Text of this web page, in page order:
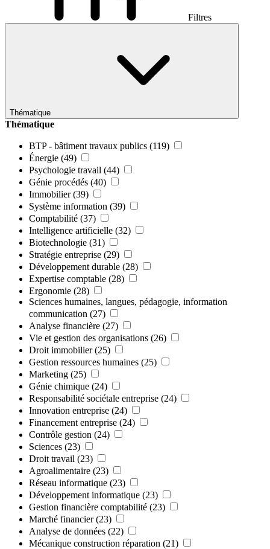
Filtres
Thématique
Thématique
BTP - bâtiment travaux publics (119)
Énergie (49)
Psychologie travail (44)
Génie procédés (40)
Immobilier (39)
Système information (39)
Comptabilité (37)
Intelligence artificielle (32)
Biotechnologie (31)
Stratégie entreprise (29)
Développement durable (28)
Expertise comptable (28)
Ergonomie (28)
Sciences humaines, langues, pédagogie, information
communication (27)
Analyse financière (27)
Vie et gestion des organisations (26)
Droit immobilier (25)
Gestion ressources humaines (25)
Marketing (25)
Génie chimique (24)
Responsabilité sociétale entreprise (24)
Innovation entreprise (24)
Financement entreprise (24)
Contrôle gestion (24)
Sciences (23)
Droit travail (23)
Agroalimentaire (23)
Réseau informatique (23)
Développement informatique (23)
Gestion financière comptabilité (23)
Marché financier (23)
Analyse de données (22)
Mécanique construction réparation (21)